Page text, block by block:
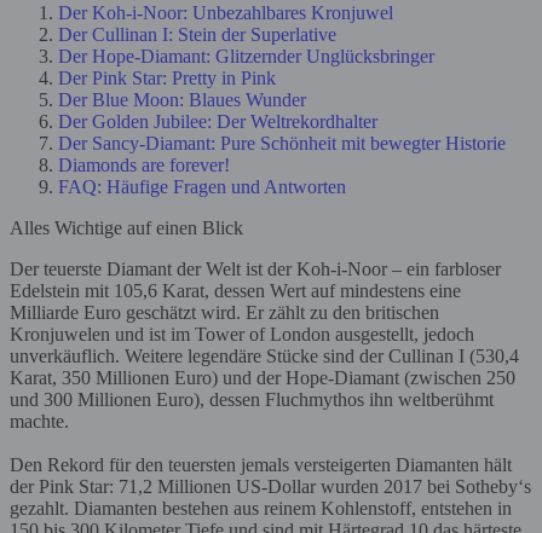
Der Koh-i-Noor: Unbezahlbares Kronjuwel
Der Cullinan I: Stein der Superlative
Der Hope-Diamant: Glitzernder Unglücksbringer
Der Pink Star: Pretty in Pink
Der Blue Moon: Blaues Wunder
Der Golden Jubilee: Der Weltrekordhalter
Der Sancy-Diamant: Pure Schönheit mit bewegter Historie
Diamonds are forever!
FAQ: Häufige Fragen und Antworten
Alles Wichtige auf einen Blick
Der teuerste Diamant der Welt ist der Koh-i-Noor – ein farbloser
Edelstein mit 105,6 Karat, dessen Wert auf mindestens eine
Milliarde Euro geschätzt wird. Er zählt zu den britischen
Kronjuwelen und ist im Tower of London ausgestellt, jedoch
unverkäuflich. Weitere legendäre Stücke sind der Cullinan I (530,4
Karat, 350 Millionen Euro) und der Hope-Diamant (zwischen 250
und 300 Millionen Euro), dessen Fluchmythos ihn weltberühmt
machte.
Den Rekord für den teuersten jemals versteigerten Diamanten hält
der Pink Star: 71,2 Millionen US-Dollar wurden 2017 bei Sotheby‘s
gezahlt. Diamanten bestehen aus reinem Kohlenstoff, entstehen in